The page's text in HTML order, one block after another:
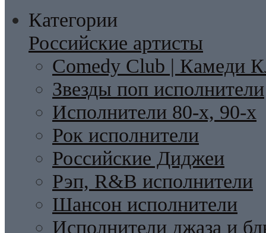
Категории
Российские артисты
Comedy Club | Камеди
Звезды поп исполнители
Исполнители 80-х, 90-х
Рок исполнители
Российские Диджеи
Рэп, R&B исполнители
Шансон исполнители
Исполнители джаза и